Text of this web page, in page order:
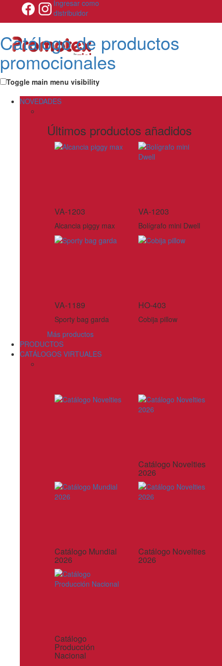
Ingresar como
distribuidor
Catálogo de productos
promocionales
Toggle main menu visibility
NOVEDADES
Últimos productos añadidos
VA-1203
Alcancia piggy max
VA-1203
Bolígrafo mini Dwell
VA-1189
Sporty bag garda
HO-403
Cobija pillow
Más productos
PRODUCTOS
CATÁLOGOS VIRTUALES
Catálogo Novelties
2026
Catálogo Mundial
2026
Catálogo Novelties
2026
Catálogo
Producción
Nacional